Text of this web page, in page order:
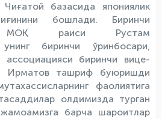
базасида япониялик
бошлади. Биринчи
МОҚ раиси Рустам
биринчи ўринбосари,
ассоциацияси биринчи вице-
Ирматов ташриф буюришди
фаолиятига
олдимизда турган
барча шароитлар